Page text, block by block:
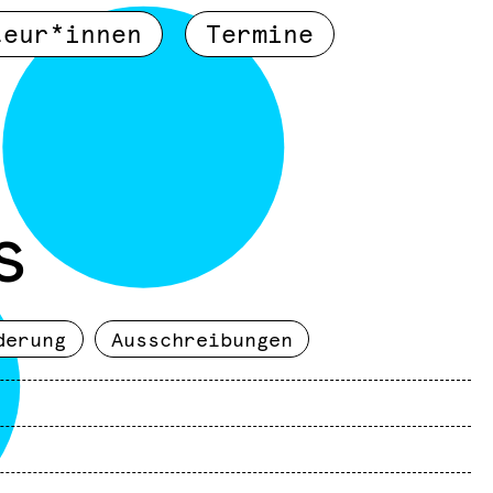
Termine
Ausschreibungen